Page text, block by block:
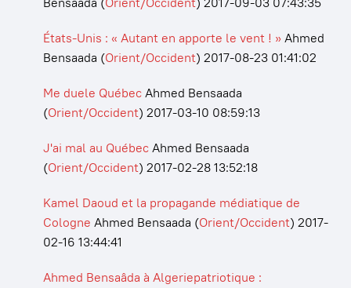
États-Unis : « Autant en apporte le vent ! » Ahmed
Bensaada (Orient/Occident) 2017-08-23 01:41:02
Me duele QuébecAhmed Bensaada
(Orient/Occident) 2017-03-10 08:59:13
J'ai mal au QuébecAhmed Bensaada
(Orient/Occident) 2017-02-28 13:52:18
Kamel Daoud et la propagande médiatique de
Cologne Ahmed Bensaada (Orient/Occident) 2017-
02-16 13:44:41
Ahmed Bensaâda à Algeriepatriotique :